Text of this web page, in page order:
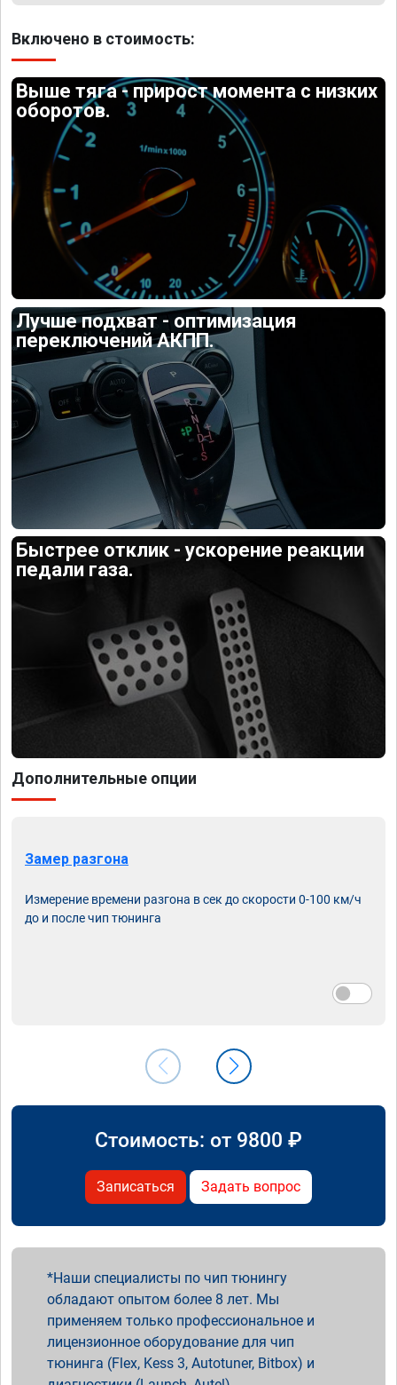
Включено в стоимость:
Выше тяга - прирост момента с низких
оборотов.
Лучше подхват - оптимизация
переключений АКПП.
Быстрее отклик - ускорение реакции
педали газа.
Дополнительные опции
Замер разгона
Измерение времени разгона в сек до скорости 0-100 км/ч
до и после чип тюнинга
Стоимость: от 9800 ₽
Записаться Задать вопрос
Наши специалисты по чип тюнингу
обладают опытом более 8 лет. Мы
применяем только профессиональное и
лицензионное оборудование для чип
тюнинга (Flex, Kess 3, Autotuner, Bitbox) и